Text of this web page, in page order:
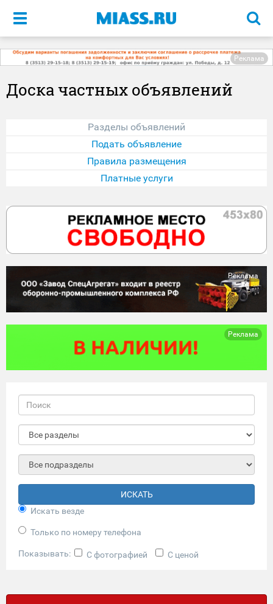
Меню
Реклама
Доска частных объявлений
Разделы объявлений
Подать объявление
Правила размещения
Платные услуги
Реклама
Реклама
ИСКАТЬ
Искать везде
Только по номеру телефона
Показывать: С фотографией С ценой